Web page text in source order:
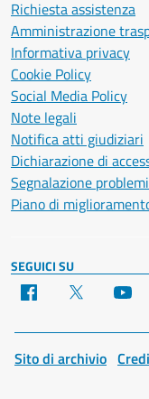
Richiesta assistenza
Amministrazione
Informativa privacy
Cookie Policy
Social Media Policy
Note legali
Notifica atti giudiziari
Dichiarazione di
Segnalazione
Piano di
SEGUICI SU
Facebook
Sito di archivio